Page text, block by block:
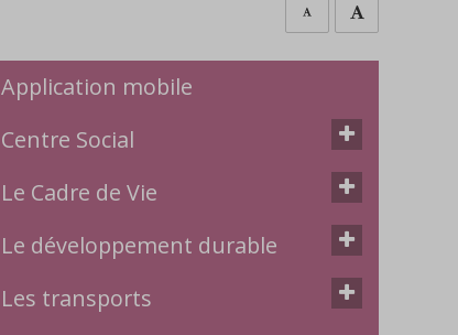
Application mobile
Centre Social
Le Cadre de Vie
Le développement durable
Les transports